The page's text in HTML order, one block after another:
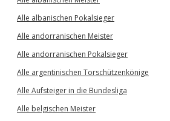
Alle albanischen Pokalsieger
Alle andorranischen Meister
Alle andorranischen Pokalsieger
Alle argentinischen Torschützenkönige
Alle Aufsteiger in die Bundesliga
Alle belgischen Meister